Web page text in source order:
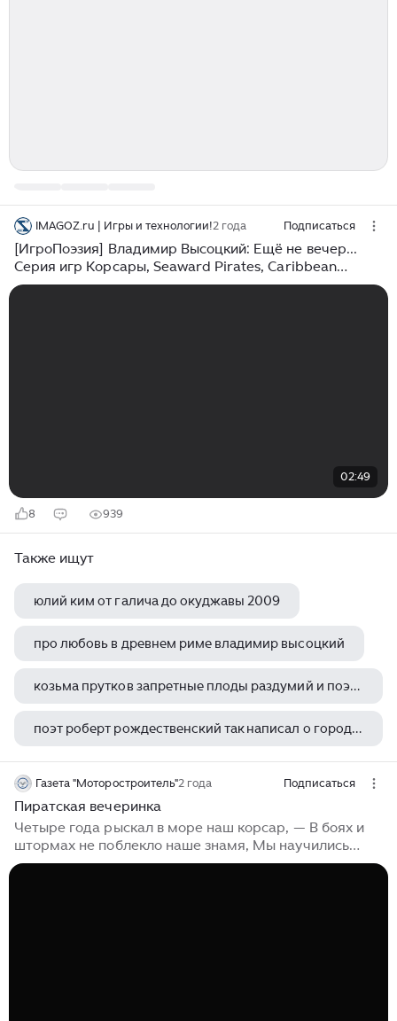
IMAGOZ.ru | Игры и технологии!2 года Подписаться
[ИгроПоэзия] Владимир Высоцкий: Ещё не вечер...
Серия игр Корсары, Seaward Pirates, Caribbean
Legend
02:49
8 939
Также ищут
юлий ким от галича до окуджавы 2009
про любовь в древнем риме владимир высоцкий
козьма прутков запретные плоды раздумий и поэтических фантазий
поэт роберт рождественский так написал о городах напиши о месте в котором ты
Газета "Моторостроитель"2 года Подписаться
Пиратская вечеринка
Четыре года рыскал в море наш корсар, — В боях и
штормах не поблекло наше знамя, Мы научились
штопать паруса И затыкать пробоины телами. В.